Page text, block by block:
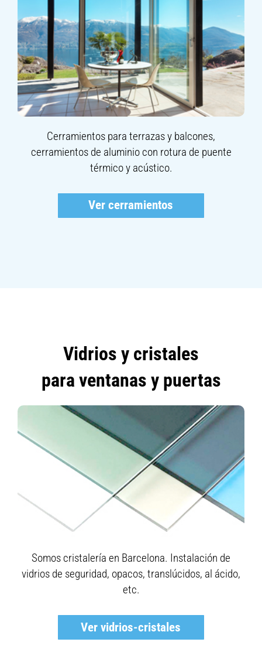
Cerramientos para terrazas y balcones,
cerramientos de aluminio con rotura de puente
térmico y acústico.
Ver cerramientos
Vidrios y cristales
para ventanas y puertas
Somos cristalería en Barcelona. Instalación de
vidrios de seguridad, opacos, translúcidos, al ácido,
etc.
Ver vidrios-cristales